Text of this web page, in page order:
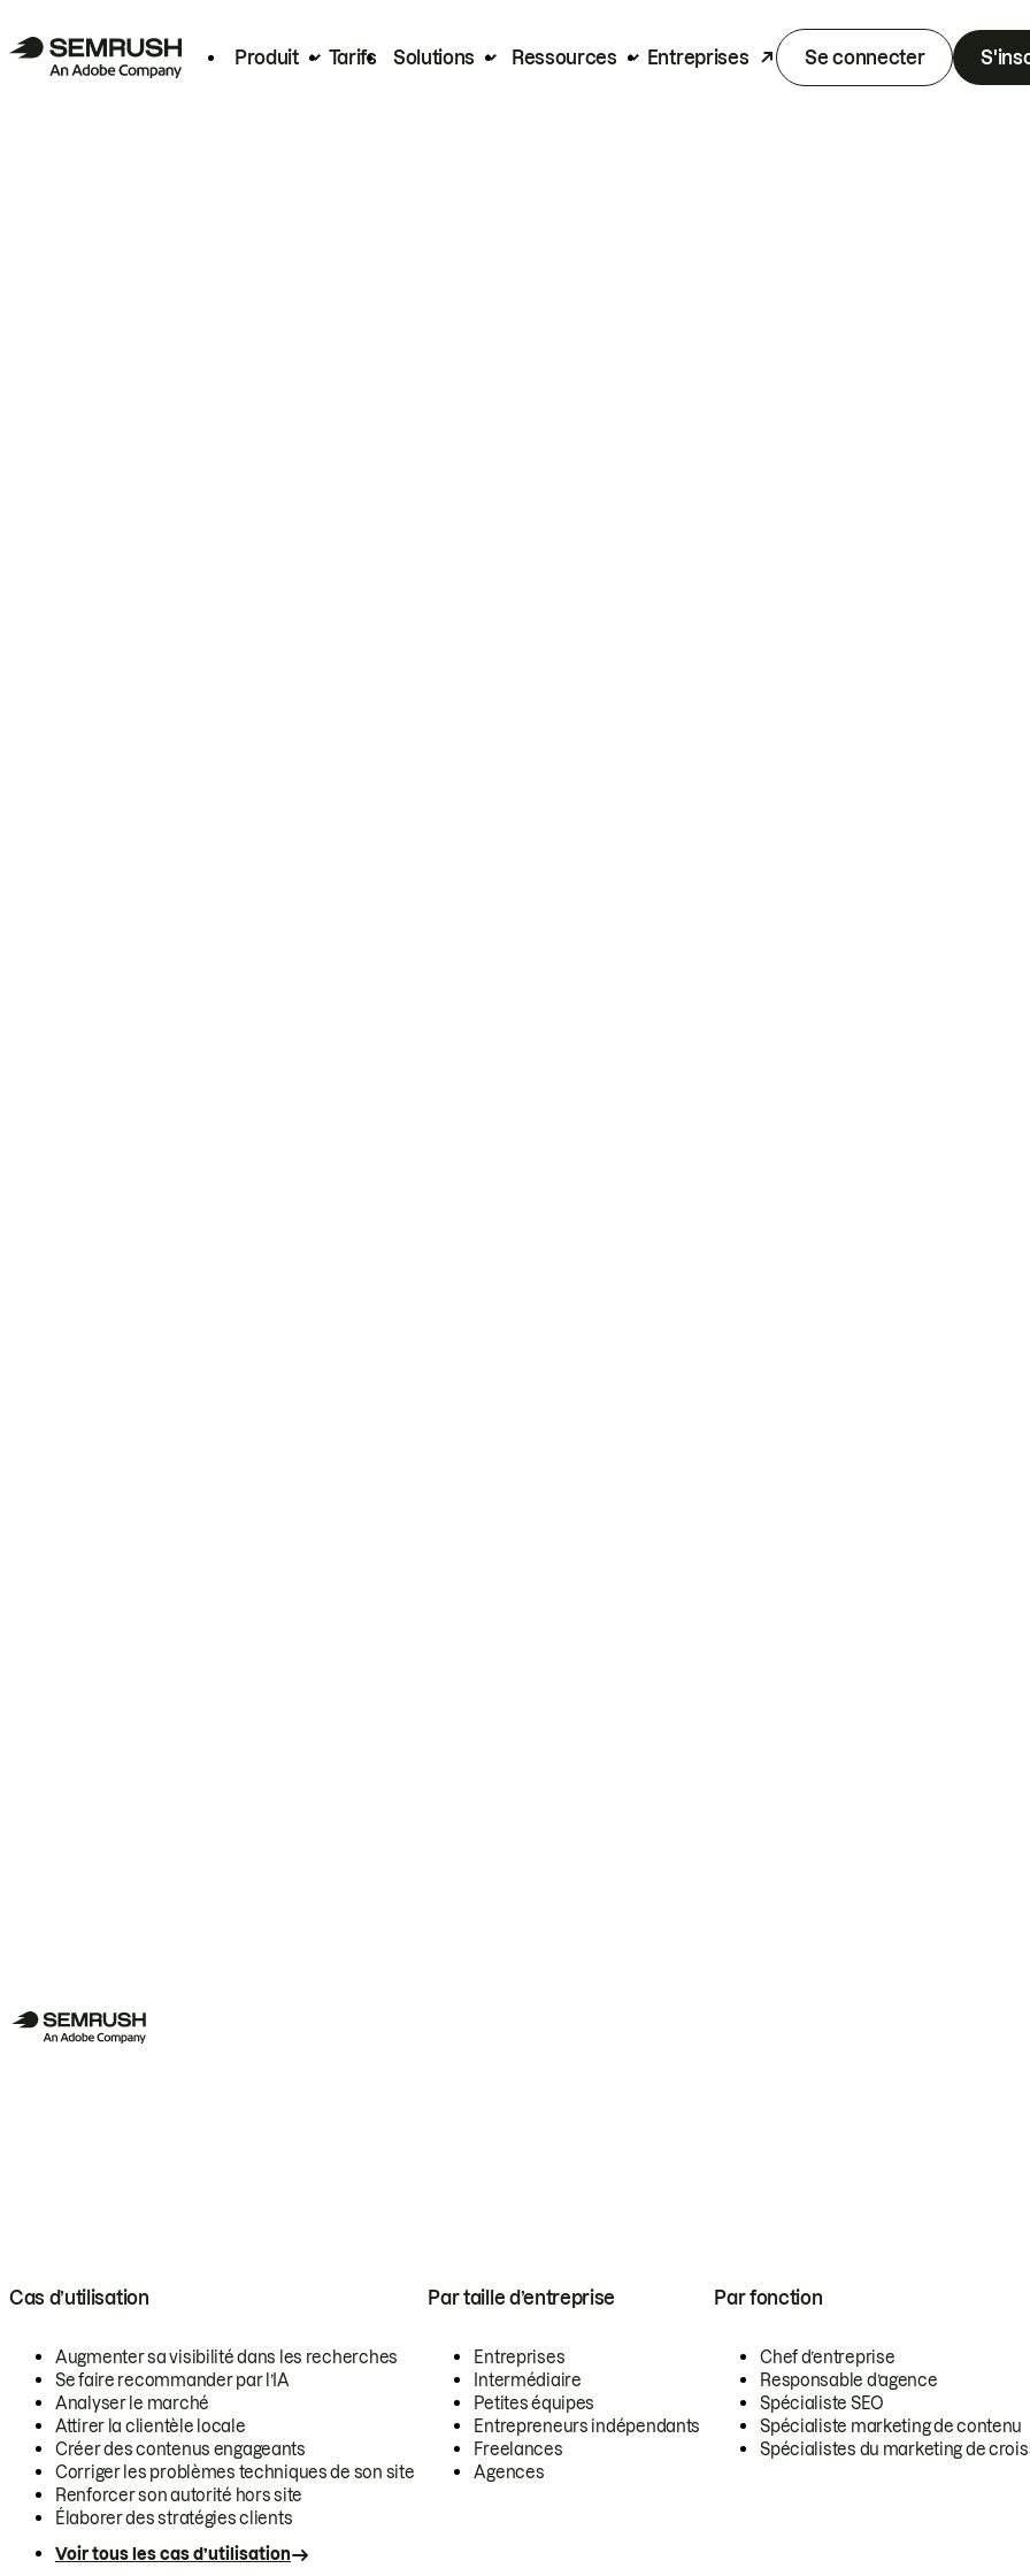
Produit Tarifs Solutions Ressources Entreprises Se connecter
Cas d’utilisation
Augmenter sa visibilité dans les recherches
Se faire recommander par l’IA
Analyser le marché
Attirer la clientèle locale
Créer des contenus engageants
Corriger les problèmes techniques de son site
Renforcer son autorité hors site
Élaborer des stratégies clients
Voir tous les cas d’utilisation
Par taille d’entreprise
Entreprises
Intermédiaire
Petites équipes
Entrepreneurs indépendants
Freelances
Agences
Par fonction
Chef d’entreprise
Responsable d’agence
Spécialiste SEO
Spécialiste marketing de contenu
Spécialistes du marketing de